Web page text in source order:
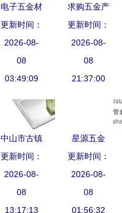
电子五金材
料批发市场
解析 价格
趋势与采购
指南
更新时间：
2026-08-
08
03:49:09
求购五金产
品 批发与
价格的黄金
指南
更新时间：
2026-08-
08
21:37:00
中山市古镇
卡拉特五金
制品厂 打
造五金批发
领域的品质
更新时间：
2026-08-
08
13:17:13
星源五金
专业供应高
品质XY-
196拉杆夹
头，批发首
更新时间：
2026-08-
08
01:56:32